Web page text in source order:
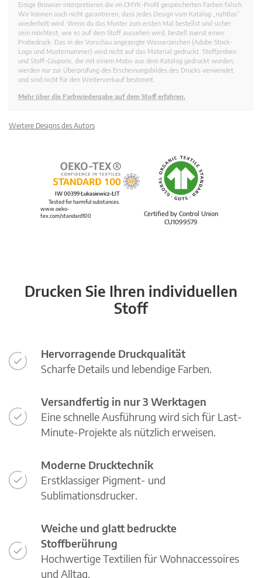
Einige Browser interpretieren die im CMYK-Profil gespeicherten Farben falsch.
Wir können auch nicht garantieren, dass jedes Design vom Katalog „nahtlos”
wiederholt wird. Wenn du das Muster zum ersten Mal bestellst und sicher
sein möchtest, wie es auf dem Stoff aussehen wird, bestell zuerst einen
Probedruck. Das in der Vorschau angezeigte Wasserzeichen (Adobe Stock-
Logo und Musternummer) wird nicht auf das Material gedruckt. Stoffproben
und Stoff-Coupons, die mit einem Motiv aus dem Katalog gedruckt wurden,
werden nur zur Überprüfung des Erscheinungsbildes des Drucks verwendet
und sind nicht für den Weiterverkauf bestimmt.
Mehr über die Farbwiedergabe auf dem Stoff erfahren.
Weitere Designs des Autors
Certified by Control Union
CU1099579
IW 00399 Łukasiewicz-ŁIT
Tested for harmful substances.
www.oeko-
tex.com/standard100
Drucken Sie Ihren individuellen
Stoff
Hervorragende Druckqualität
Scharfe Details und lebendige Farben.
Versandfertig in nur 3 Werktagen
Eine schnelle Ausführung wird sich für Last-
Minute-Projekte als nützlich erweisen.
Moderne Drucktechnik
Erstklassiger Pigment- und
Sublimationsdrucker.
Weiche und glatt bedruckte
Stoffberührung
Hochwertige Textilien für Wohnaccessoires
und Alltag.